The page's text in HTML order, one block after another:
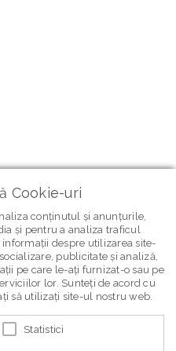
Brands
Cookie-uri
conținutul și anunțurile,
și pentru a analiza traficul
despre utilizarea site-
publicitate și analiză,
pe care le-ați furnizat-o sau pe
lor. Sunteți de acord cu
să utilizați site-ul nostru web.
Statistici